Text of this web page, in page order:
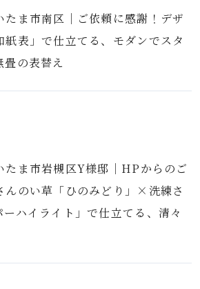
たま市南区｜ご依頼に感謝！デザ
紙表」で仕立てる、モダンでスタ
畳の表替え
たま市岩槻区Y様邸｜HPからのご
んのい草「ひのみどり」×洗練さ
ハイライト」で仕立てる、清々